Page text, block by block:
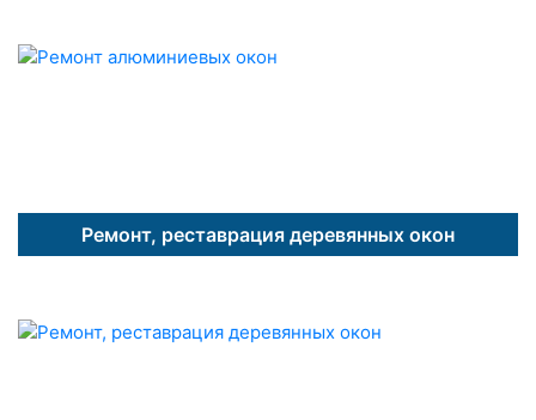
Ремонт, реставрация деревянных окон